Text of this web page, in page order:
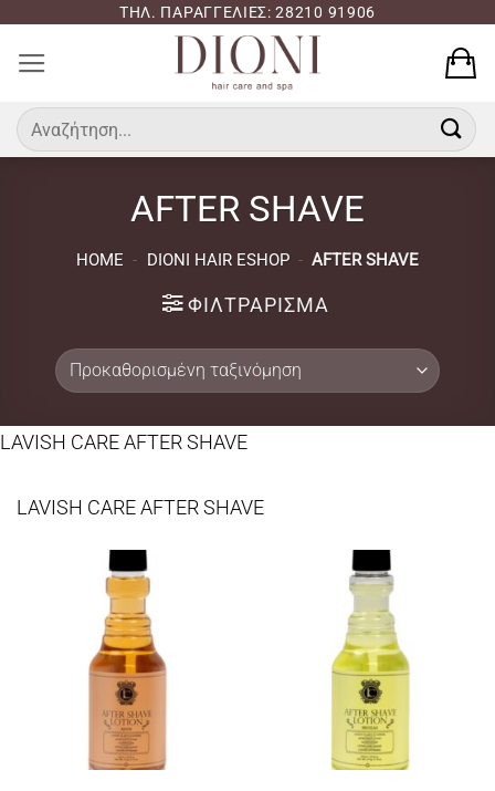
περιεχόμενο
ΤΗΛ. ΠΑΡΑΓΓΕΛΙΕΣ: 28210 91906
Αναζήτηση
για:
AFTER SHAVE
HOME - DIONI HAIR ESHOP - AFTER SHAVE
ΦΙΛΤΡΆΡΙΣΜΑ
LAVISH CARE AFTER SHAVE
LAVISH CARE AFTER SHAVE